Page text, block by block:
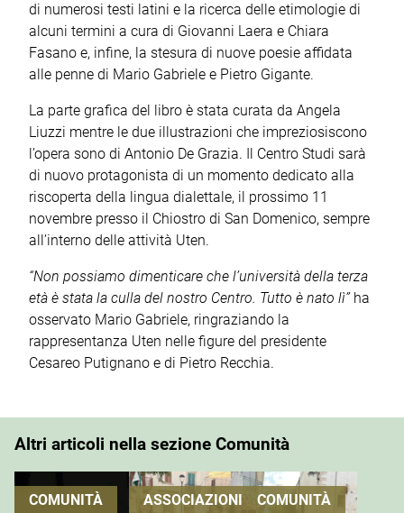
di numerosi testi latini e la ricerca delle etimologie di
alcuni termini a cura di Giovanni Laera e Chiara
Fasano e, infine, la stesura di nuove poesie affidata
alle penne di Mario Gabriele e Pietro Gigante.
La parte grafica del libro è stata curata da Angela
Liuzzi mentre le due illustrazioni che impreziosiscono
l’opera sono di Antonio De Grazia. Il Centro Studi sarà
di nuovo protagonista di un momento dedicato alla
riscoperta della lingua dialettale, il prossimo 11
novembre presso il Chiostro di San Domenico, sempre
all’interno delle attività Uten.
“Non possiamo dimenticare che l’università della terza
età è stata la culla del nostro Centro. Tutto è nato lì” ha
osservato Mario Gabriele, ringraziando la
rappresentanza Uten nelle figure del presidente
Cesareo Putignano e di Pietro Recchia.
Altri articoli nella sezione Comunità
COMUNITÀ ASSOCIAZIONI COMUNITÀ